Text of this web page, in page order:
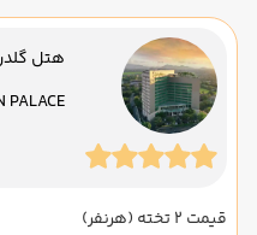
هتل
PALACE
قیمت 2 تخته (هرنفر)